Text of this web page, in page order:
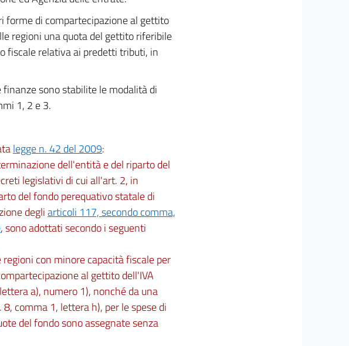
forme di compartecipazione al gettito
regioni una quota del gettito riferibile
fiscale relativa ai predetti tributi, in
sono stabilite le modalità di
1, 2 e 3.
legge n. 42 del 2009:
dell'entità e del riparto del
legislativi di cui all'art. 2, in
del fondo perequativo statale di
degliarticoli 117, secondo comma,
, sono adottati secondo i seguenti
con minore capacità fiscale per
al gettito dell'IVA
a), numero 1), nonché da una
comma 1, lettera h), per le spese di
del fondo sono assegnate senza